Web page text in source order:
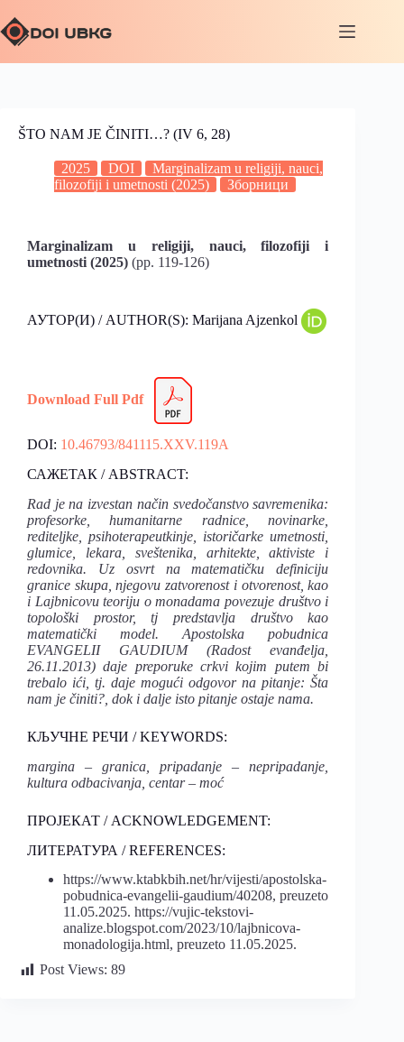
ŠTO NAM JE ČINITI…? (IV 6, 28)
2025 DOI
Marginalizam u religiji, nauci,
filozofiji i umetnosti (2025)
Зборници
Marginalizam u religiji, nauci, filozofiji i
umetnosti (2025) (pp. 119-126)
АУТОР(И) / AUTHOR(S): Marijana Ajzenkol
Download Full Pdf
DOI: 10.46793/841115.XXV.119A
САЖЕТАК / ABSTRACT:
Rad je na izvestan način svedočanstvo savremenika:
profesorke, humanitarne radnice, novinarke,
rediteljke, psihoterapeutkinje, istoričarke umetnosti,
glumice, lekara, sveštenika, arhitekte, aktiviste i
redovnika. Uz osvrt na matematičku definiciju
granice skupa, njegovu zatvorenost i otvorenost, kao
i Lajbnicovu teoriju o monadama povezuje društvo i
topološki prostor, tj predstavlja društvo kao
matematički model. Apostolska pobudnica
EVANGELII GAUDIUM (Radost evanđelja,
26.11.2013) daje preporuke crkvi kojim putem bi
trebalo ići, tj. daje mogući odgovor na pitanje: Šta
nam je činiti?, dok i dalje isto pitanje ostaje nama.
КЉУЧНЕ РЕЧИ / KEYWORDS:
margina – granica, pripadanje – nepripadanje,
kultura odbacivanja, centar – moć
ПРОЈЕКАТ / ACKNOWLEDGEMENT:
ЛИТЕРАТУРА / REFERENCES:
https://www.ktabkbih.net/hr/vijesti/apostolska-
pobudnica-evangelii-gaudium/40208, preuzeto
11.05.2025. https://vujic-tekstovi-
analize.blogspot.com/2023/10/lajbnicova-
monadologija.html, preuzeto 11.05.2025.
Post Views: 89